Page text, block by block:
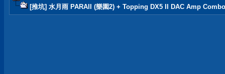
[推坑] 水月雨 PARAII (樂園2) + Topping DX5 II DAC Amp Combo